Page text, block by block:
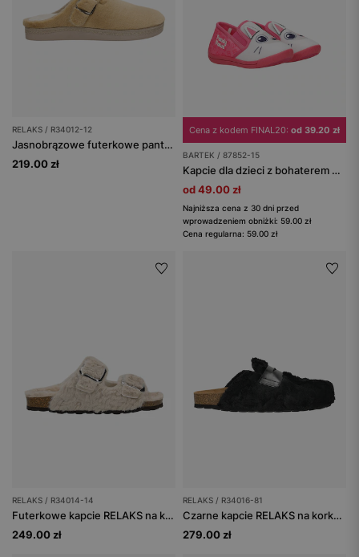
RELAKS / R34012-12
Jasnobrązowe futerkowe pantofle RELAKS
219.00 zł
Cena z kodem FINAL20: od 39.20 zł
BARTEK / 87852-15
Kapcie dla dzieci z bohaterem bajki Koci domek Gabi BARTEK 87852-15
od 49.00 zł
Najniższa cena z 30 dni przed
wprowadzeniem obniżki: 59.00 zł
Cena regularna: 59.00 zł
RELAKS / R34014-14
Futerkowe kapcie RELAKS na korkowej podeszwie
249.00 zł
RELAKS / R34016-81
Czarne kapcie RELAKS na korkowej podeszwie
279.00 zł